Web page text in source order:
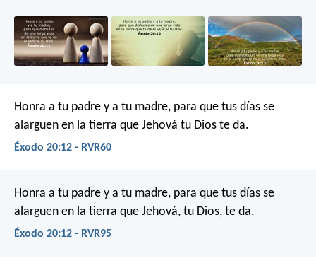
Honra a tu padre y a tu madre, para que tus días se
alarguen en la tierra que Jehová tu Dios te da.
Éxodo 20:12 - RVR60
Honra a tu padre y a tu madre, para que tus días se
alarguen en la tierra que Jehová, tu Dios, te da.
Éxodo 20:12 - RVR95